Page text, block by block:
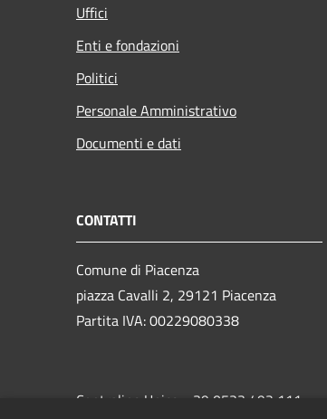
Uffici
Enti e fondazioni
Politici
Personale Amministrativo
Documenti e dati
CONTATTI
Comune di Piacenza
piazza Cavalli 2, 29121 Piacenza
Partita IVA: 00229080338
Centralino Unico: +39 0523 492 111